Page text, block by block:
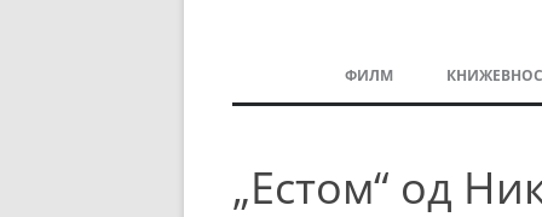
ФИЛМ
БАЛКАНСКИ ФИЛМ
„Естом“ од